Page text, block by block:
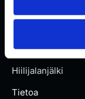
padat
Artikkelit
Hiilijalanjälki
Tietoa